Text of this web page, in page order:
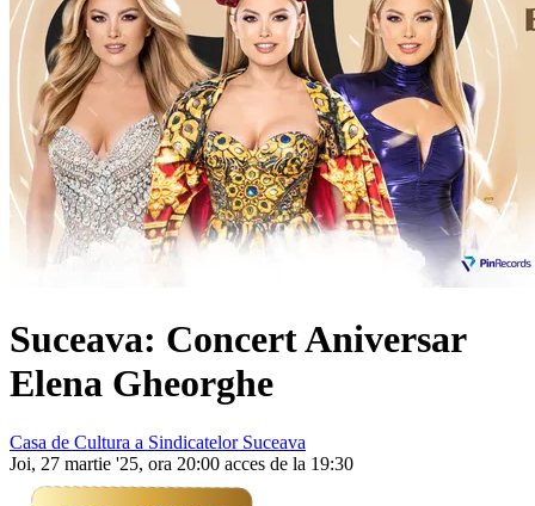
Suceava: Concert Aniversar
Elena Gheorghe
Casa de Cultura a Sindicatelor Suceava
Joi, 27 martie '25, ora 20:00 acces de la 19:30